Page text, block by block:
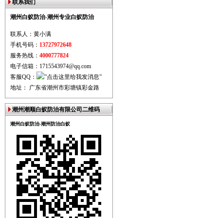
联系我们
潮州白蚁防治-潮州专业白蚁防治
联系人：黄小满
手机号码： 13727972648
服务热线： 4000777824
电子信箱：1715543974@qq.com
客服QQ：
地址： 广东省潮州市彩塘镇彩金路
潮州潮顺白蚁防治有限公司二维码
潮州白蚁防治-潮州防治白蚁